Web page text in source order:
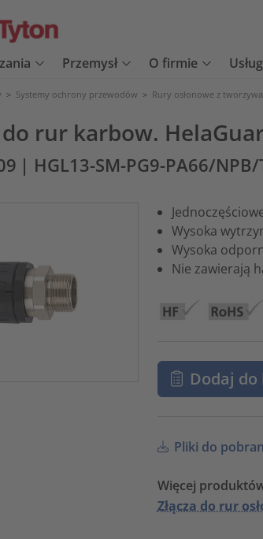
Przemysł O firmie
> Systemy ochrony przewodów > Rury osłonowe z tworzywa
do rur karbow.
| HGL13-SM-PG9-PA66/NPB/
Wysoka
Wysoka
Nie zawierają
Dodaj
Pliki do
Więcej
Złącza do rur